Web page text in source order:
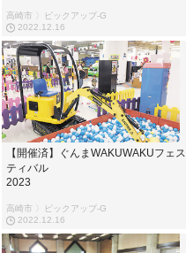
高崎市 〉ピックアップ-G
2022.12.16
【開催済】ぐんまWAKUWAKUフェス
ティバル
2023
高崎市 〉ピックアップ-G
2022.12.16